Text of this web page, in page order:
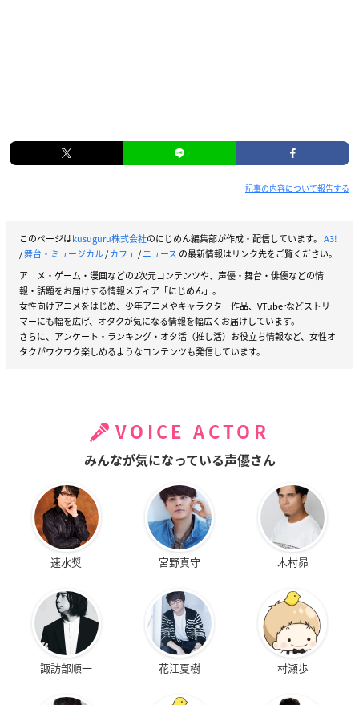
記事の内容について報告する
このページはkusuguru株式会社のにじめん編集部が作成・配信しています。 A3!
/舞台・ミュージカル/カフェ/ニュース の最新情報はリンク先をご覧ください。
アニメ・ゲーム・漫画などの2次元コンテンツや、声優・舞台・俳優などの情
報・話題をお届けする情報メディア「にじめん」。
女性向けアニメをはじめ、少年アニメやキャラクター作品、VTuberなどストリー
マーにも幅を広げ、オタクが気になる情報を幅広くお届けしています。
さらに、アンケート・ランキング・オタ活（推し活）お役立ち情報など、女性オ
タクがワクワク楽しめるようなコンテンツも発信しています。
VOICE ACTOR
みんなが気になっている声優さん
速水奨 宮野真守 木村昴
諏訪部順一 花江夏樹 村瀬歩